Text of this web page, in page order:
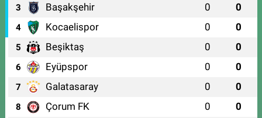
3 Başakşehir 0 0
4 Kocaelispor 0 0
5 Beşiktaş 0 0
6 Eyüpspor 0 0
7 Galatasaray 0 0
8 Çorum FK 0 0